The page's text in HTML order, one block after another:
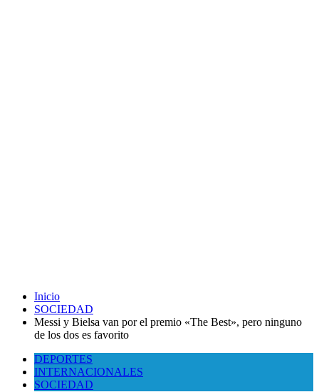
Inicio
SOCIEDAD
Messi y Bielsa van por el premio «The Best», pero ninguno
de los dos es favorito
DEPORTES
INTERNACIONALES
SOCIEDAD